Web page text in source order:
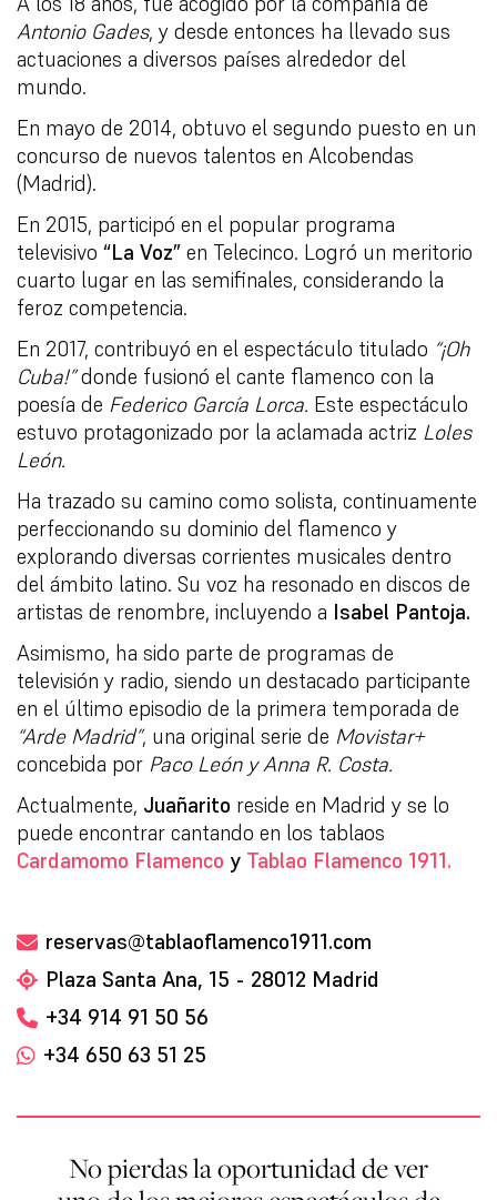
Antonio Gades, y desde entonces ha llevado sus
actuaciones a diversos países alrededor del
mundo.
En mayo de 2014, obtuvo el segundo puesto en un
concurso de nuevos talentos en Alcobendas
(Madrid).
En 2015, participó en el popular programa
televisivo “La Voz” en Telecinco. Logró un meritorio
cuarto lugar en las semifinales, considerando la
feroz competencia.
En 2017, contribuyó en el espectáculo titulado “¡Oh
Cuba!”donde fusionó el cante flamenco con la
poesía de Federico García Lorca. Este espectáculo
estuvo protagonizado por la aclamada actriz Loles
León.
Ha trazado su camino como solista, continuamente
perfeccionando su dominio del flamenco y
explorando diversas corrientes musicales dentro
del ámbito latino. Su voz ha resonado en discos de
artistas de renombre, incluyendo a Isabel Pantoja.
Asimismo, ha sido parte de programas de
televisión y radio, siendo un destacado participante
en el último episodio de la primera temporada de
“Arde Madrid”, una original serie de Movistar+
concebida por Paco León y Anna R. Costa.
Actualmente, Juañarito reside en Madrid y se lo
puede encontrar cantando en los tablaos
Cardamomo Flamenco y Tablao Flamenco 1911.
reservas@tablaoflamenco1911.com
Plaza Santa Ana, 15 - 28012 Madrid
+34 914 91 50 56
+34 650 63 51 25
No pierdas la oportunidad de ver